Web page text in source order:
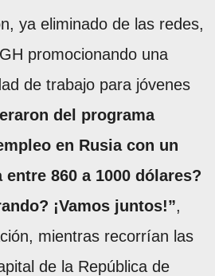
ya eliminado de las redes,
promocionando una
de trabajo para jóvenes
del programa
en Rusia con un
860 a 1000 dólares?
¡Vamos juntos!”,
mientras recorrían las
de la República de